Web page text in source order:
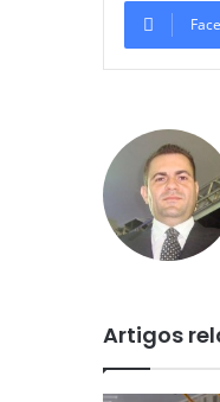
Artigos